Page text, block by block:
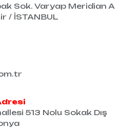
Sok. Varyap Meridian A
/ İSTANBUL
513 Nolu Sokak Dış